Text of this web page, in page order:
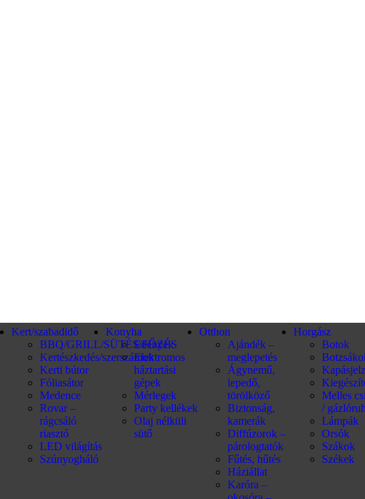
Kert/szabadidő
BBQ/GRILL/SÜTÉS/FŐZÉS
Kertészkedés/szerszámok
Kerti bútor
Fóliasátor
Medence
Rovar –
rágcsáló
riasztó
LED világítás
Szúnyogháló
Konyha
Edények
Elektromos
háztartási
gépek
Mérlegek
Party kellékek
Olaj nélküli
sütő
Otthon
Ajándék –
meglepetés
Ágynemű,
lepedő,
törölköző
Biztonság,
kamerák
Diffúzorok –
párologtatók
Fűtés, hűtés
Háziállat
Karóra –
Horgász
Botok
Melles
/
Lámpák
Orsók
Szákok
Székek